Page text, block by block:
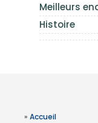
Meilleurs
Histoire
» Accueil